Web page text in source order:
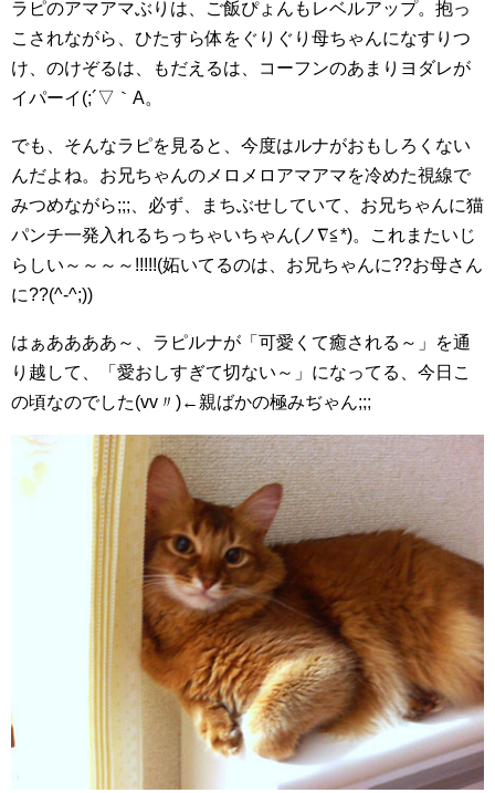
ラピのアマアマぶりは、ご飯ぴょんもレベルアップ。抱っ
こされながら、ひたすら体をぐりぐり母ちゃんになすりつ
け、のけぞるは、もだえるは、コーフンのあまりヨダレが
イパーイ(;´▽｀A。
でも、そんなラピを見ると、今度はルナがおもしろくない
んだよね。お兄ちゃんのメロメロアマアマを冷めた視線で
みつめながら;;;、必ず、まちぶせしていて、お兄ちゃんに猫
パンチ一発入れるちっちゃいちゃん(ノ∇≦*)。これまたいじ
らしい～～～～!!!!!(妬いてるのは、お兄ちゃんに??お母さん
に??(^-^;))
はぁああああ～、ラピルナが「可愛くて癒される～」を通
り越して、「愛おしすぎて切ない～」になってる、今日こ
の頃なのでした(vv〃)←親ばかの極みぢゃん;;;